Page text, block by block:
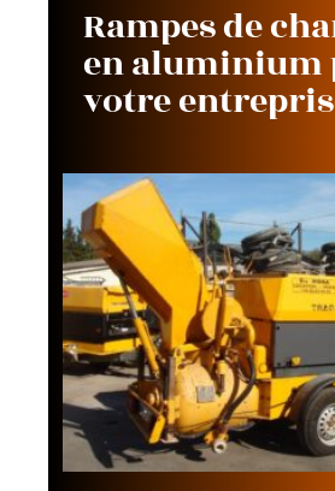
Rampes de
en aluminium
votre